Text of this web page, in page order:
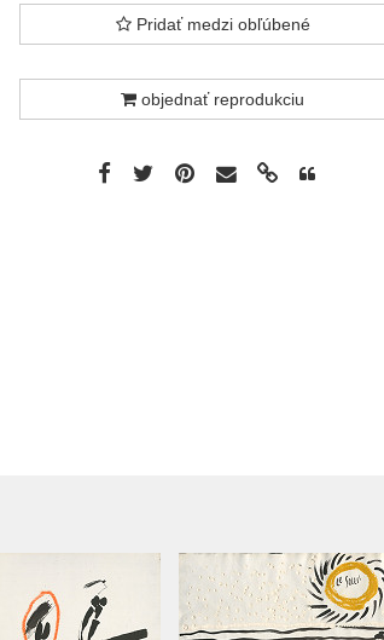
Pridať medzi obľúbené
objednať reprodukciu